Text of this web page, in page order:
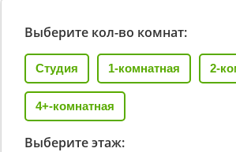
Выберите кол-во комнат:
Студия 1-комнатная 2-
4+-комнатная
Выберите этаж: